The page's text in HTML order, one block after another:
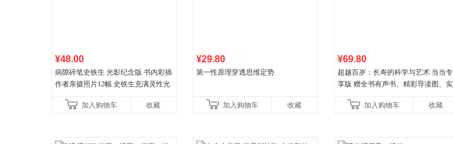
¥48.00
病隙碎笔史铁生 光影纪念版 书内彩插
作者亲摄照片12幅 史铁生充满灵性光
加入购物车
收藏
¥29.80
第一性原理穿透思维定势
加入购物车 收藏
¥69.80
超越百岁：长寿的科学与艺术 当当专
享版 赠全书有声书、精彩导读图、实
权益
加入购物车 收藏